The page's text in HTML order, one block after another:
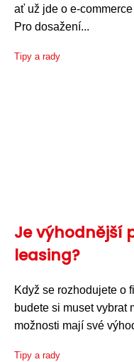
ať už jde o e-
Pro dosažení...
Tipy a rady
Je výhodnější
leasing?
Když se rozhodujete o
budete si muset vybrat
možnosti mají své
Tipy a rady